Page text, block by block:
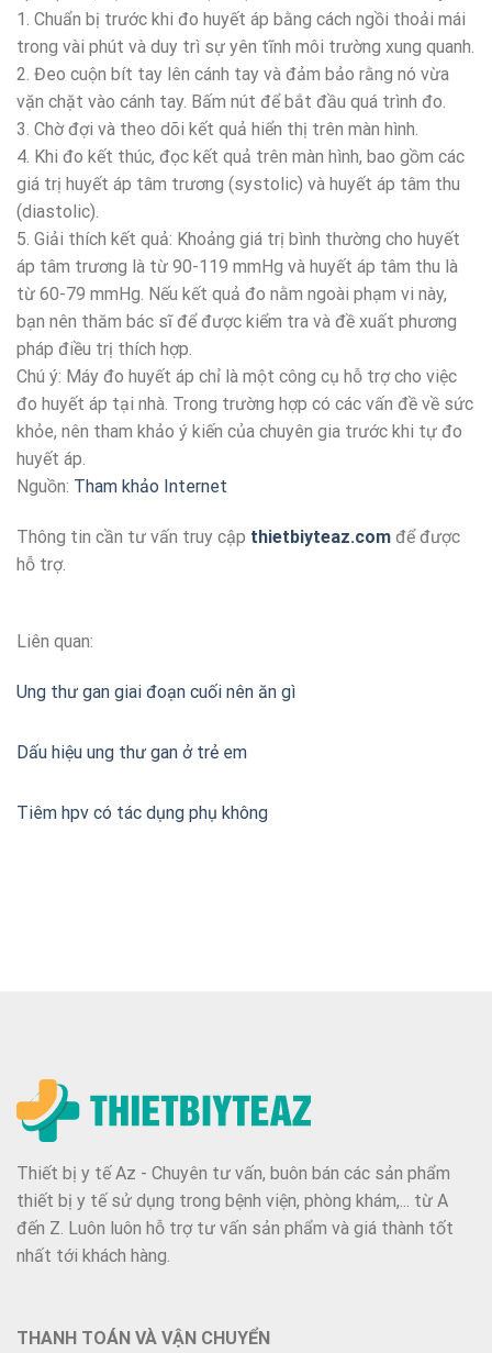
1. Chuẩn bị trước khi đo huyết áp bằng cách ngồi thoải mái
trong vài phút và duy trì sự yên tĩnh môi trường xung quanh.
2. Đeo cuộn bít tay lên cánh tay và đảm bảo rằng nó vừa
vặn chặt vào cánh tay. Bấm nút để bắt đầu quá trình đo.
3. Chờ đợi và theo dõi kết quả hiển thị trên màn hình.
4. Khi đo kết thúc, đọc kết quả trên màn hình, bao gồm các
giá trị huyết áp tâm trương (systolic) và huyết áp tâm thu
(diastolic).
5. Giải thích kết quả: Khoảng giá trị bình thường cho huyết
áp tâm trương là từ 90-119 mmHg và huyết áp tâm thu là
từ 60-79 mmHg. Nếu kết quả đo nằm ngoài phạm vi này,
bạn nên thăm bác sĩ để được kiểm tra và đề xuất phương
pháp điều trị thích hợp.
Chú ý: Máy đo huyết áp chỉ là một công cụ hỗ trợ cho việc
đo huyết áp tại nhà. Trong trường hợp có các vấn đề về sức
khỏe, nên tham khảo ý kiến của chuyên gia trước khi tự đo
huyết áp.
Nguồn: Tham khảo Internet
Thông tin cần tư vấn truy cập thietbiyteaz.com để được
hỗ trợ.
Liên quan:
Ung thư gan giai đoạn cuối nên ăn gì
Dấu hiệu ung thư gan ở trẻ em
Tiêm hpv có tác dụng phụ không
Thiết bị y tế Az - Chuyên tư vấn, buôn bán các sản phẩm
thiết bị y tế sử dụng trong bệnh viện, phòng khám,... từ A
đến Z. Luôn luôn hỗ trợ tư vấn sản phẩm và giá thành tốt
nhất tới khách hàng.
THANH TOÁN VÀ VẬN CHUYỂN